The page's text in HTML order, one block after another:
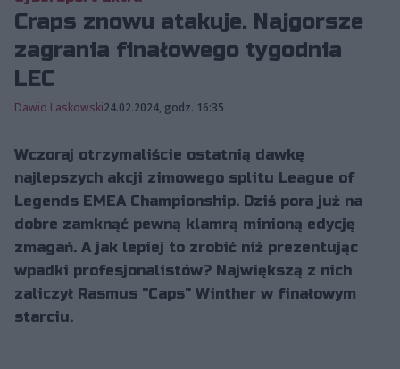
Craps znowu atakuje. Najgorsze
zagrania finałowego tygodnia
LEC
Dawid Laskowski24.02.2024, godz. 16:35
Wczoraj otrzymaliście ostatnią dawkę
najlepszych akcji zimowego splitu League of
Legends EMEA Championship. Dziś pora już na
dobre zamknąć pewną klamrą minioną edycję
zmagań. A jak lepiej to zrobić niż prezentując
wpadki profesjonalistów? Największą z nich
zaliczył Rasmus "Caps" Winther w finałowym
starciu.